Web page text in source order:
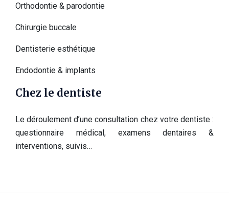
Orthodontie & parodontie
Chirurgie buccale
Dentisterie esthétique
Endodontie & implants
Chez le dentiste
Le déroulement d’une consultation chez votre dentiste :
questionnaire médical, examens dentaires &
interventions, suivis…